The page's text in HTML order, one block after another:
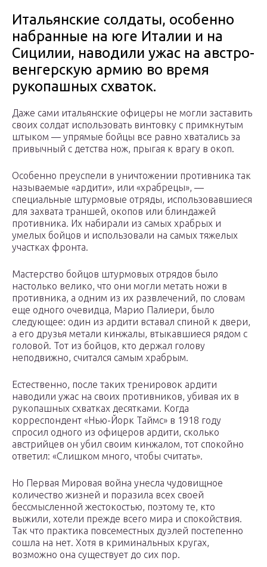
Итальянские солдаты, особенно
набранные на юге Италии и на
Сицилии, наводили ужас на австро-
венгерскую армию во время
рукопашных схваток.
Даже сами итальянские офицеры не могли заставить
своих солдат использовать винтовку с примкнутым
штыком — упрямые бойцы все равно хватались за
привычный с детства нож, прыгая к врагу в окоп.
Особенно преуспели в уничтожении противника так
называемые «ардити», или «храбрецы», —
специальные штурмовые отряды, использовавшиеся
для захвата траншей, окопов или блиндажей
противника. Их набирали из самых храбрых и
умелых бойцов и использовали на самых тяжелых
участках фронта.
Мастерство бойцов штурмовых отрядов было
настолько велико, что они могли метать ножи в
противника, а одним из их развлечений, по словам
еще одного очевидца, Марио Палиери, было
следующее: один из ардити вставал спиной к двери,
а его друзья метали кинжалы, втыкавшиеся рядом с
головой. Тот из бойцов, кто держал голову
неподвижно, считался самым храбрым.
Естественно, после таких тренировок ардити
наводили ужас на своих противников, убивая их в
рукопашных схватках десятками. Когда
корреспондент «Нью-Йорк Таймс» в 1918 году
спросил одного из офицеров ардити, сколько
австрийцев он убил своим кинжалом, тот спокойно
ответил: «Слишком много, чтобы считать».
Но Первая Мировая война унесла чудовищное
количество жизней и поразила всех своей
бессмысленной жестокостью, поэтому те, кто
выжили, хотели прежде всего мира и спокойствия.
Так что практика повсеместных дуэлей постепенно
сошла на нет. Хотя в криминальных кругах,
возможно она существует до сих пор.